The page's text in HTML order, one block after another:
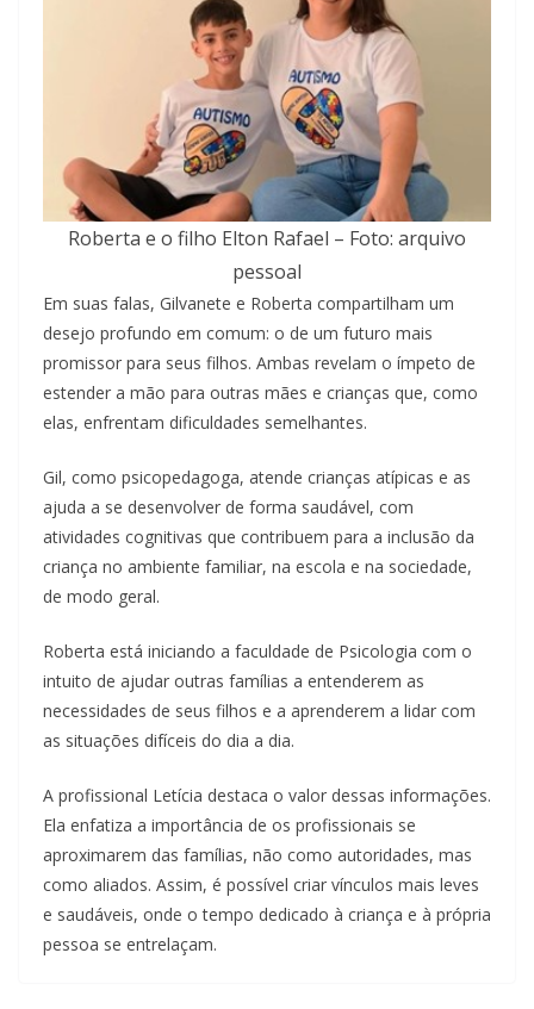
Roberta e o filho Elton Rafael – Foto: arquivo
pessoal
Em suas falas, Gilvanete e Roberta compartilham um
desejo profundo em comum: o de um futuro mais
promissor para seus filhos. Ambas revelam o ímpeto de
estender a mão para outras mães e crianças que, como
elas, enfrentam dificuldades semelhantes.
Gil, como psicopedagoga, atende crianças atípicas e as
ajuda a se desenvolver de forma saudável, com
atividades cognitivas que contribuem para a inclusão da
criança no ambiente familiar, na escola e na sociedade,
de modo geral.
Roberta está iniciando a faculdade de Psicologia com o
intuito de ajudar outras famílias a entenderem as
necessidades de seus filhos e a aprenderem a lidar com
as situações difíceis do dia a dia.
A profissional Letícia destaca o valor dessas informações.
Ela enfatiza a importância de os profissionais se
aproximarem das famílias, não como autoridades, mas
como aliados. Assim, é possível criar vínculos mais leves
e saudáveis, onde o tempo dedicado à criança e à própria
pessoa se entrelaçam.